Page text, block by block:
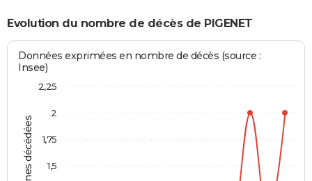
Evolution du nombre de décès de PIGENET
Données exprimées en nombre de décès (source :
Insee)
1,5
1,75
2
2,25